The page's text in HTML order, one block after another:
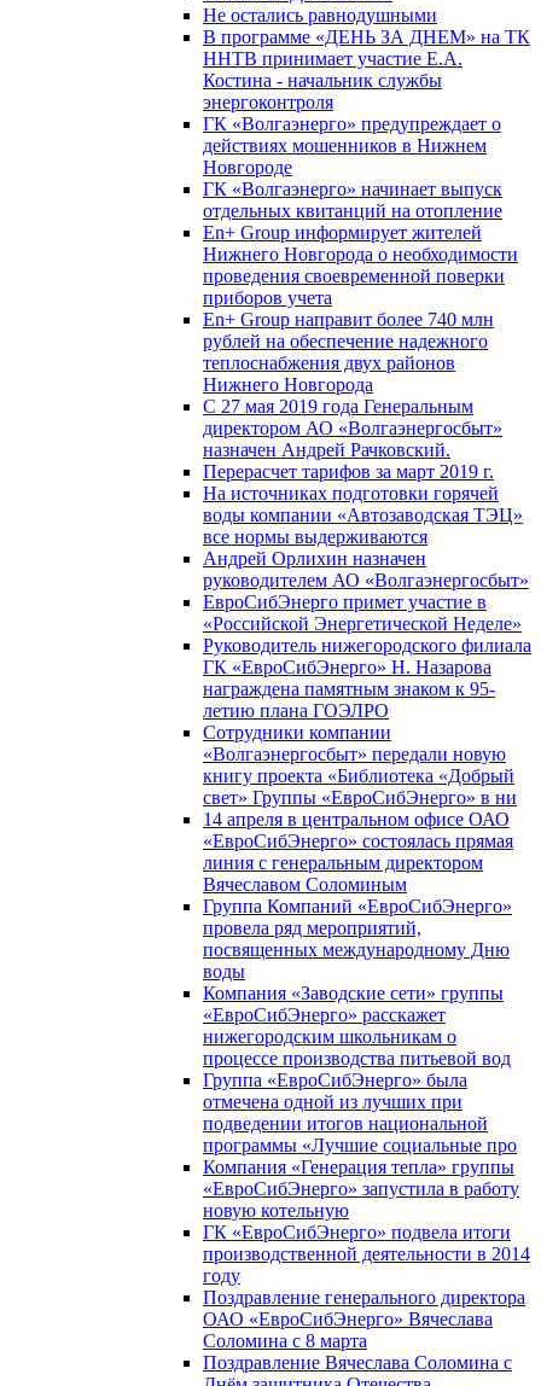
Не остались равнодушными
В программе «ДЕНЬ ЗА ДНЕМ» на ТК
ННТВ принимает участие Е.А.
Костина - начальник службы
энергоконтроля
ГК «Волгаэнерго» предупреждает о
действиях мошенников в Нижнем
Новгороде
ГК «Волгаэнерго» начинает выпуск
отдельных квитанций на отопление
En+ Group информирует жителей
Нижнего Новгорода о необходимости
проведения своевременной поверки
приборов учета
En+ Group направит более 740 млн
рублей на обеспечение надежного
теплоснабжения двух районов
Нижнего Новгорода
С 27 мая 2019 года Генеральным
директором АО «Волгаэнергосбыт»
назначен Андрей Рачковский.
Перерасчет тарифов за март 2019 г.
На источниках подготовки горячей
воды компании «Автозаводская ТЭЦ»
все нормы выдерживаются
Андрей Орлихин назначен
руководителем АО «Волгаэнергосбыт»
ЕвроСибЭнерго примет участие в
«Российской Энергетической Неделе»
Руководитель нижегородского филиала
ГК «ЕвроСибЭнерго» Н. Назарова
награждена памятным знаком к 95-
летию плана ГОЭЛРО
Сотрудники компании
«Волгаэнергосбыт» передали новую
книгу проекта «Библиотека «Добрый
свет» Группы «ЕвроСибЭнерго» в ни
14 апреля в центральном офисе ОАО
«ЕвроСибЭнерго» состоялась прямая
линия с генеральным директором
Вячеславом Соломиным
Группа Компаний «ЕвроСибЭнерго»
провела ряд мероприятий,
посвященных международному Дню
воды
Компания «Заводские сети» группы
«ЕвроСибЭнерго» расскажет
нижегородским школьникам о
процессе производства питьевой вод
Группа «ЕвроСибЭнерго» была
отмечена одной из лучших при
подведении итогов национальной
программы «Лучшие социальные про
Компания «Генерация тепла» группы
«ЕвроСибЭнерго» запустила в работу
новую котельную
ГК «ЕвроСибЭнерго» подвела итоги
производственной деятельности в 2014
году
Поздравление генерального директора
ОАО «ЕвроСибЭнерго» Вячеслава
Соломина с 8 марта
Поздравление Вячеслава Соломина с